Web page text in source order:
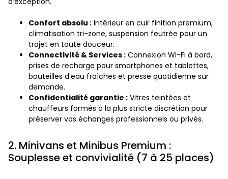
Confort absolu : Intérieur en cuir finition premium,
climatisation tri-zone, suspension feutrée pour un
trajet en toute douceur.
Connectivité & Services : Connexion Wi-Fi à bord,
prises de recharge pour smartphones et tablettes,
bouteilles d’eau fraîches et presse quotidienne sur
demande.
Confidentialité garantie : Vitres teintées et
chauffeurs formés à la plus stricte discrétion pour
préserver vos échanges professionnels ou privés.
2. Minivans et Minibus Premium :
Souplesse et convivialité (7 à 25 places)